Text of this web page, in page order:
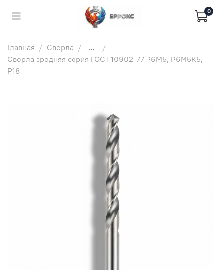
0
Главная Сверла
...
Сверла средняя серия ГОСТ 10902-77 Р6М5, Р6М5К5,
Р18